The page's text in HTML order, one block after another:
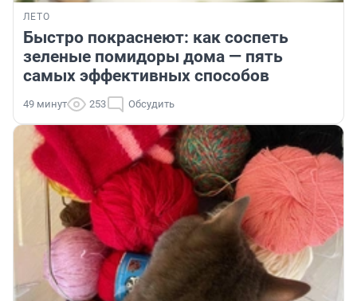
ЛЕТО
Быстро покраснеют: как соспеть
зеленые помидоры дома — пять
самых эффективных способов
49 минут 253 Обсудить